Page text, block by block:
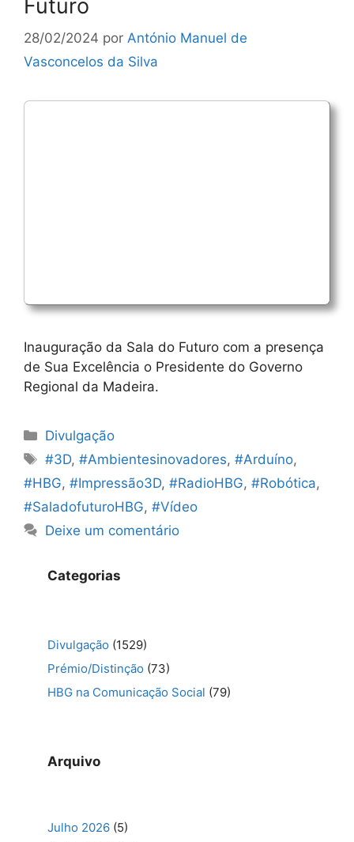
Futuro
28/02/2024 por António Manuel de
Vasconcelos da Silva
Inauguração da Sala do Futuro com a presença
de Sua Excelência o Presidente do Governo
Regional da Madeira.
Categorias
Divulgação
Etiquetas
#3D,#Ambientesinovadores,#Arduíno,
#HBG, #Impressão3D, #RadioHBG, #Robótica,
#SaladofuturoHBG, #Vídeo
Deixe um comentário
Categorias
Divulgação (1529)
Prémio/Distinção (73)
HBG na Comunicação Social (79)
Arquivo
Julho 2026 (5)